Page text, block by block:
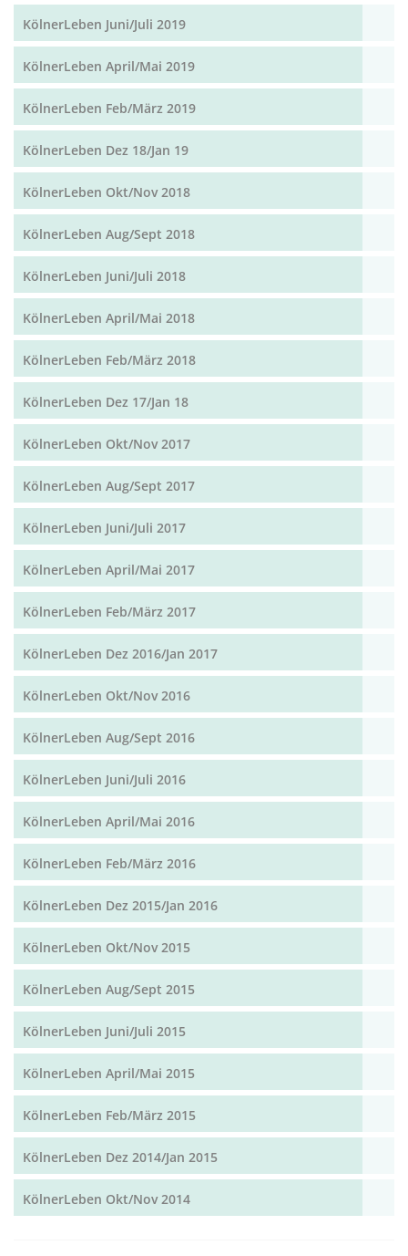
KölnerLeben Juni/Juli 2019
KölnerLeben April/Mai 2019
KölnerLeben Feb/März 2019
KölnerLeben Dez 18/Jan 19
KölnerLeben Okt/Nov 2018
KölnerLeben Aug/Sept 2018
KölnerLeben Juni/Juli 2018
KölnerLeben April/Mai 2018
KölnerLeben Feb/März 2018
KölnerLeben Dez 17/Jan 18
KölnerLeben Okt/Nov 2017
KölnerLeben Aug/Sept 2017
KölnerLeben Juni/Juli 2017
KölnerLeben April/Mai 2017
KölnerLeben Feb/März 2017
KölnerLeben Dez 2016/Jan 2017
KölnerLeben Okt/Nov 2016
KölnerLeben Aug/Sept 2016
KölnerLeben Juni/Juli 2016
KölnerLeben April/Mai 2016
KölnerLeben Feb/März 2016
KölnerLeben Dez 2015/Jan 2016
KölnerLeben Okt/Nov 2015
KölnerLeben Aug/Sept 2015
KölnerLeben Juni/Juli 2015
KölnerLeben April/Mai 2015
KölnerLeben Feb/März 2015
KölnerLeben Dez 2014/Jan 2015
KölnerLeben Okt/Nov 2014